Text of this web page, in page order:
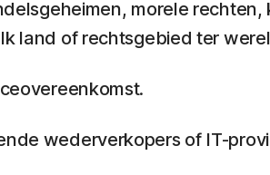
morele
land of rechtsgebied ter
wederverkopers of IT-